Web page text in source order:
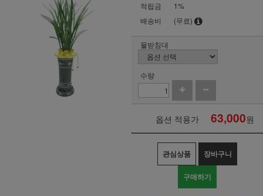
적립금
1%
배송비
(무료)
물받침대
수량
옵션 적용가 63,000원
관심상품 장바구니
구매하기